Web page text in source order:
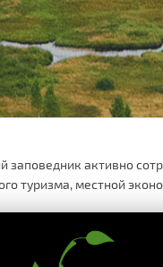
заповедник активно
туризма, местной